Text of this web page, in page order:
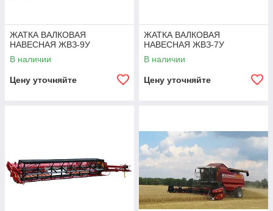
ЖАТКА ВАЛКОВАЯ
НАВЕСНАЯ ЖВЗ-9У
В наличии
Цену уточняйте
ЖАТКА ВАЛКОВАЯ
НАВЕСНАЯ ЖВЗ-7У
В наличии
Цену уточняйте